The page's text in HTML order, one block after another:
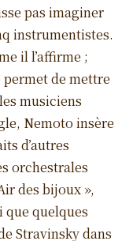
pas imaginer
instrumentistes.
il l’affirme ;
de mettre
musiciens
Nemoto insère
d’autres
orchestrales
des bijoux »,
quelques
Stravinsky dans